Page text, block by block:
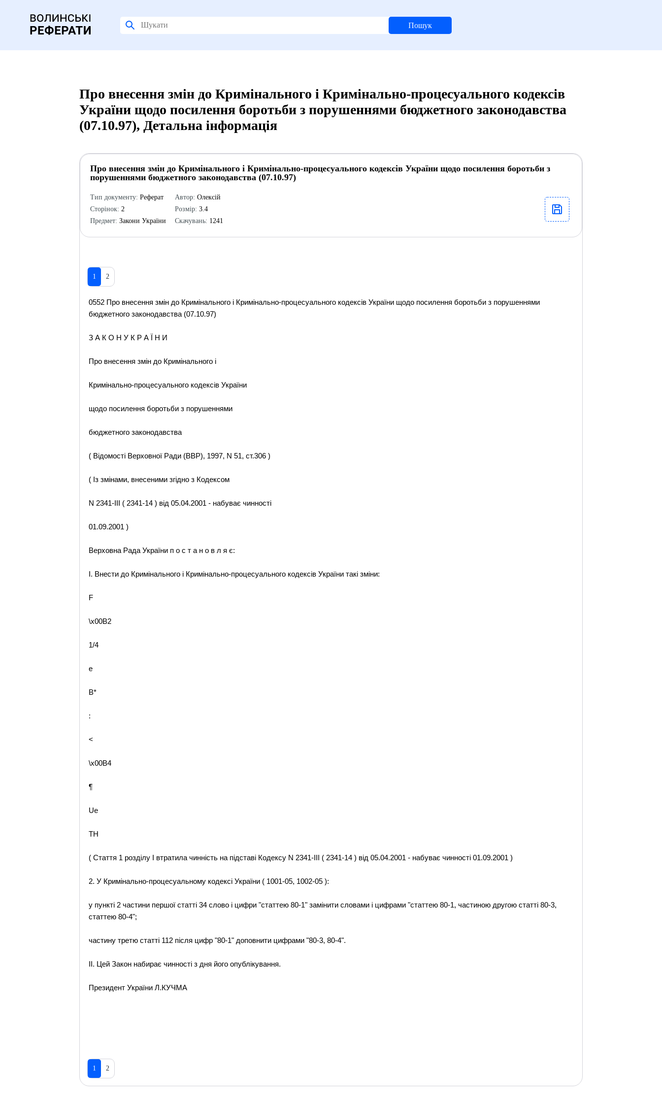
Пошук
Про внесення змін до Кримінального і Кримінально-процесуального кодексів
України щодо посилення боротьби з порушеннями бюджетного законодавства
(07.10.97), Детальна інформація
Про внесення змін до Кримінального і Кримінально-процесуального кодексів України щодо посилення боротьби з
порушеннями бюджетного законодавства (07.10.97)
Тип документу: Реферат
Сторінок: 2
Предмет: Закони України
Автор: Олексій
Розмір: 3.4
Скачувань: 1241
1 2
0552 Про внесення змін до Кримінального і Кримінально-процесуального кодексів України щодо посилення боротьби з порушеннями
бюджетного законодавства (07.10.97)
З А К О Н У К Р А Ї Н И
Про внесення змін до Кримінального і
Кримінально-процесуального кодексів України
щодо посилення боротьби з порушеннями
бюджетного законодавства
( Відомості Верховної Ради (ВВР), 1997, N 51, ст.306 )
( Із змінами, внесеними згідно з Кодексом
N 2341-III ( 2341-14 ) від 05.04.2001 - набуває чинності
01.09.2001 )
Верховна Рада України п о с т а н о в л я є:
I. Внести до Кримінального і Кримінально-процесуального кодексів України такі зміни:
F
\x00B2
1/4
e
B*
:
<
\x00B4
¶
Ue
TH
( Стаття 1 розділу I втратила чинність на підставі Кодексу N 2341-III ( 2341-14 ) від 05.04.2001 - набуває чинності 01.09.2001 )
2. У Кримінально-процесуальному кодексі України ( 1001-05, 1002-05 ):
у пункті 2 частини першої статті 34 слово і цифри "статтею 80-1" замінити словами і цифрами "статтею 80-1, частиною другою статті 80-3,
статтею 80-4";
частину третю статті 112 після цифр "80-1" доповнити цифрами "80-3, 80-4".
II. Цей Закон набирає чинності з дня його опублікування.
Президент України Л.КУЧМА
1 2